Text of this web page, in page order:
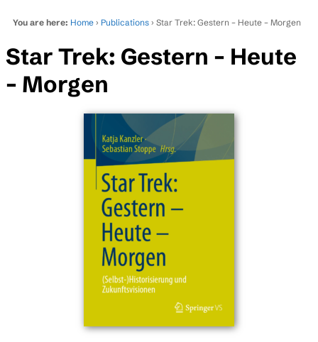
You are here: Home › Publications › Star Trek: Gestern – Heute – Morgen
Star Trek: Gestern – Heute
– Morgen